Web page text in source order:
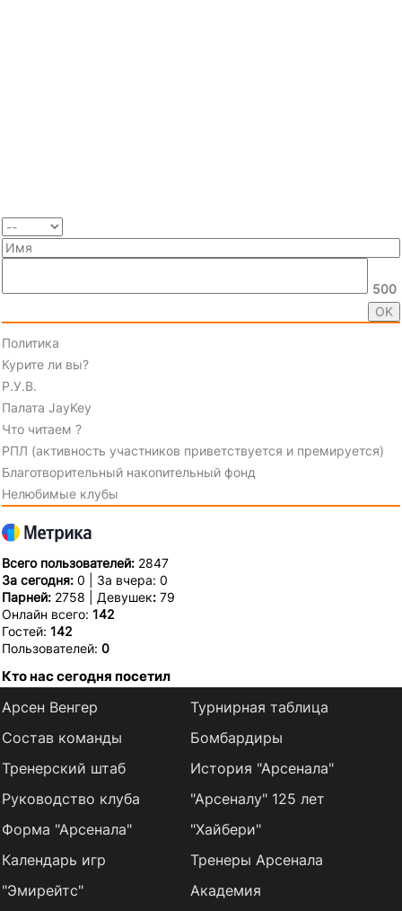
500
Политика
Курите ли вы?
Р.У.В.
Палата JayKey
Что читаем ?
РПЛ (активность участников приветствуется и премируется)
Благотворительный накопительный фонд
Нелюбимые клубы
Всего пользователей: 2847
За сегодня: 0 | За вчера: 0
Парней: 2758 | Девушек: 79
Онлайн всего: 142
Гостей: 142
Пользователей: 0
Кто нас сегодня посетил
Арсен Венгер
Состав команды
Тренерский штаб
Руководство клуба
Форма "Арсенала"
Календарь игр
Турнирная таблица
Бомбардиры
История "Арсенала"
"Арсеналу" 125 лет
"Хайбери"
Тренеры Арсенала
"Эмирейтс"
Академия